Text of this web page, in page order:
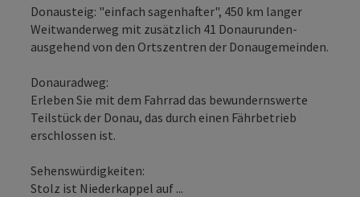
Donausteig: "einfach sagenhafter", 450 km langer
Weitwanderweg mit zusätzlich 41 Donaurunden-
ausgehend von den Ortszentren der Donaugemeinden.
Donauradweg:
Erleben Sie mit dem Fahrrad das bewundernswerte
Teilstück der Donau, das durch einen Fährbetrieb
erschlossen ist.
Sehenswürdigkeiten:
Stolz ist Niederkappel auf ...